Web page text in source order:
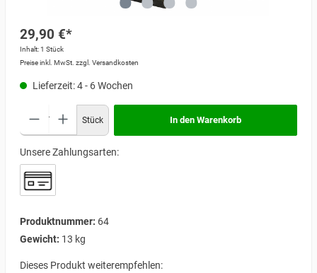
29,90 €*
Inhalt:1 Stück
Preise inkl. MwSt. zzgl. Versandkosten
Lieferzeit: 4 - 6 Wochen
Stück In den Warenkorb
Unsere Zahlungsarten:
Produktnummer: 64
Gewicht: 13 kg
Dieses Produkt weiterempfehlen: